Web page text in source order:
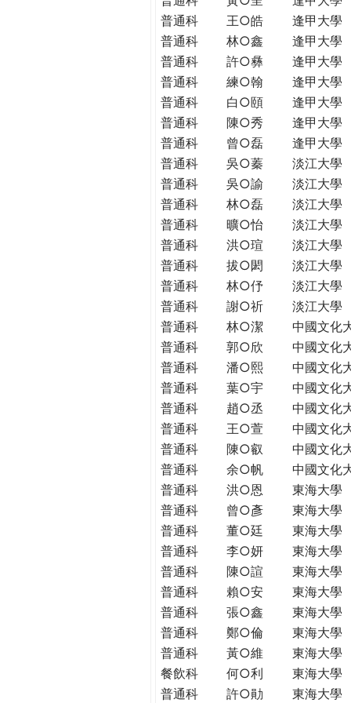
普通科
王○皓
逢甲大學
普通科
林○鑫
逢甲大學
普通科
許○彝
逢甲大學
普通科
練○翰
逢甲大學
普通科
白○頤
逢甲大學
普通科
陳○秀
逢甲大學
普通科
曾○磊
逢甲大學
普通科
吳○蓁
淡江大學
普通科
吳○諭
淡江大學
普通科
林○磊
淡江大學
普通科
曠○怡
淡江大學
普通科
洪○瑄
淡江大學
普通科
拔○閎
淡江大學
普通科
林○伃
淡江大學
普通科
謝○祈
淡江大學
普通科
林○潔
中國文化
普通科
郭○欣
中國文化
普通科
潘○熙
中國文化
普通科
葉○宇
中國文化
普通科
趙○丞
中國文化
普通科
王○萱
中國文化
普通科
陳○叡
中國文化
普通科
余○帆
中國文化
普通科
洪○恩
東海大學
普通科
曾○彥
東海大學
普通科
董○廷
東海大學
普通科
李○妍
東海大學
普通科
陳○諠
東海大學
普通科
賴○安
東海大學
普通科
張○鑫
東海大學
普通科
鄭○倫
東海大學
普通科
黃○維
東海大學
餐飲科
何○利
東海大學
普通科
許○勛 東海大學